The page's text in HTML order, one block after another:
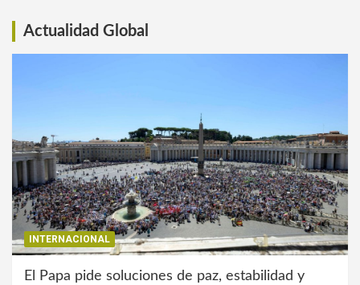
Actualidad Global
INTERNACIONAL
El Papa pide soluciones de paz, estabilidad y